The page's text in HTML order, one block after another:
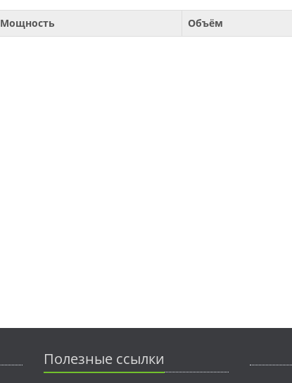
Мощность Объём
Полезные ссылки